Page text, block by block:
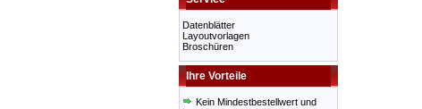
Datenblätter
Layoutvorlagen
Broschüren
Ihre Vorteile
Kein Mindestbestellwert und